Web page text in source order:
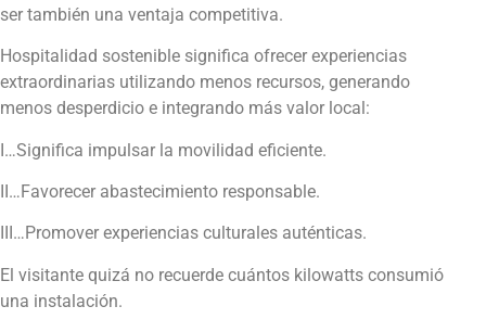
ser también una ventaja competitiva.
Hospitalidad sostenible significa ofrecer experiencias
extraordinarias utilizando menos recursos, generando
menos desperdicio e integrando más valor local:
I…Significa impulsar la movilidad eficiente.
II…Favorecer abastecimiento responsable.
III…Promover experiencias culturales auténticas.
El visitante quizá no recuerde cuántos kilowatts consumió
una instalación.